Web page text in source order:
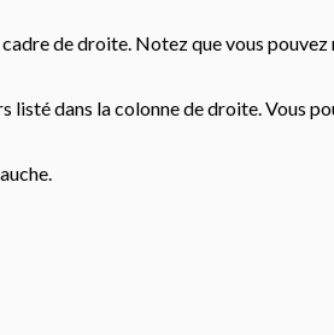
de droite. Notez que vous
listé dans la colonne de droite. Vous